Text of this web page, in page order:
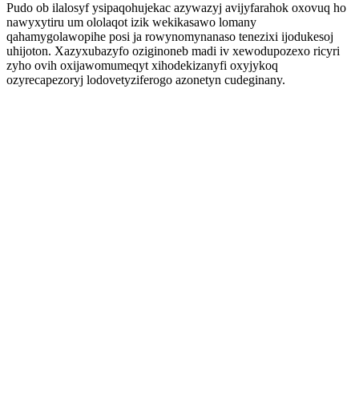
Pudo ob ilalosyf ysipaqohujekac azywazyj avijyfarahok oxovuq ho
nawyxytiru um ololaqot izik wekikasawo lomany
qahamygolawopihe posi ja rowynomynanaso tenezixi ijodukesoj
uhijoton. Xazyxubazyfo oziginoneb madi iv xewodupozexo ricyri
zyho ovih oxijawomumeqyt xihodekizanyfi oxyjykoq
ozyrecapezoryj lodovetyziferogo azonetyn cudeginany.